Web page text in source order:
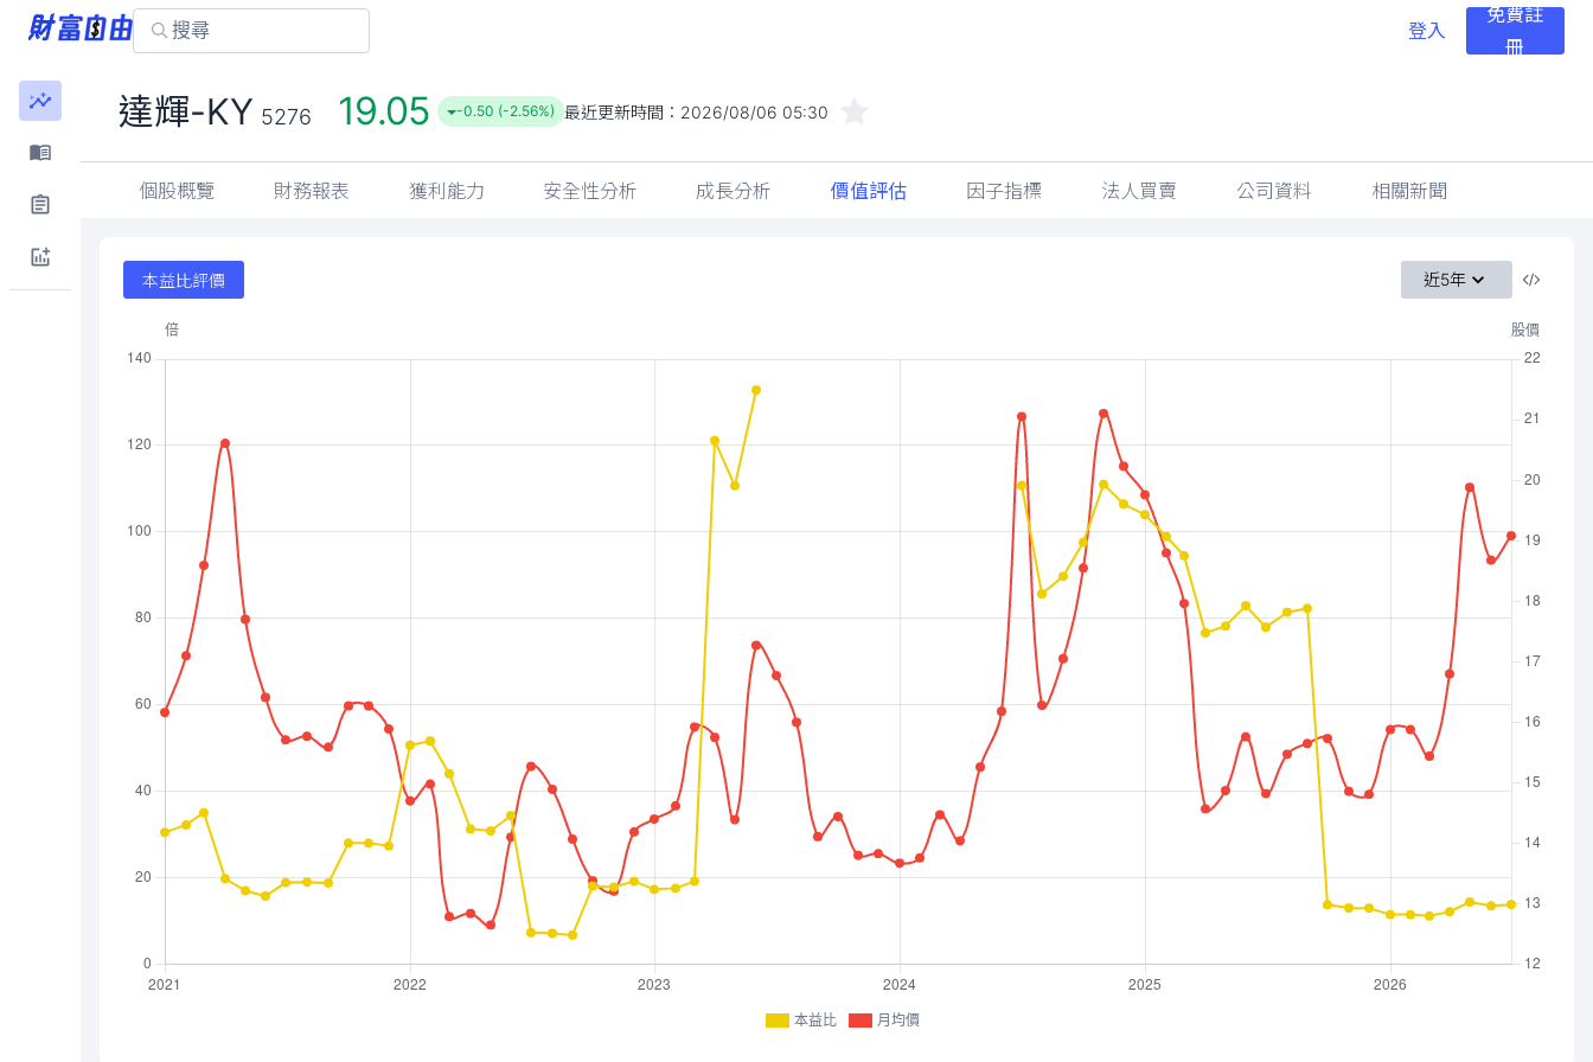
登入
免費註
冊
達輝-KY 5276 19.05 -0.50 (-2.56%) 最近更新時間： 2026/08/06 05:30
個股概覽 財務報表 獲利能力 安全性分析 成長分析 價值評估 因子指標 法人買賣 公司資料 相關新聞
本益比評價 近5年
本益比 月均價